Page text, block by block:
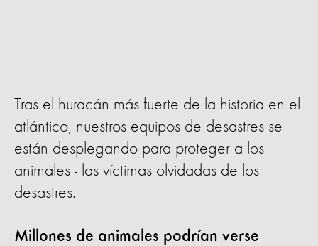
Tras el huracán más fuerte de la historia en el
atlántico, nuestros equipos de desastres se
están desplegando para proteger a los
animales - las víctimas olvidadas de los
desastres.
Millones de animales podrían verse